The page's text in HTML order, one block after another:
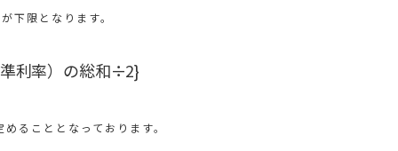
下限となります。
利率）の総和÷2}
ることとなっております。